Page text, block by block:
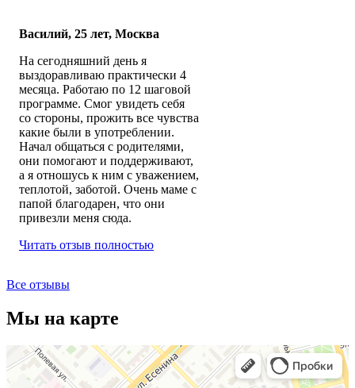
Василий, 25 лет, Москва
На сегодняшний день я
выздоравливаю практически 4
месяца. Работаю по 12 шаговой
программе. Смог увидеть себя
со стороны, прожить все чувства
какие были в употреблении.
Начал общаться с родителями,
они помогают и поддерживают,
а я отношусь к ним с уважением,
теплотой, заботой. Очень маме с
папой благодарен, что они
привезли меня сюда.
Читать отзыв полностью
Все отзывы
Мы на карте